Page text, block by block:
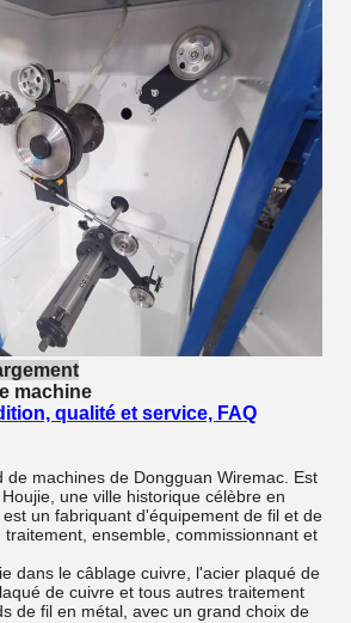
machine
qualité et service, FAQ
de machines de Dongguan Wiremac. Est
une ville historique célèbre en
un fabriquant d'équipement de fil et de
traitement, ensemble, commissionnant et
dans le câblage cuivre, l'acier plaqué de
de cuivre et tous autres traitement
de fil en métal, avec un grand choix de